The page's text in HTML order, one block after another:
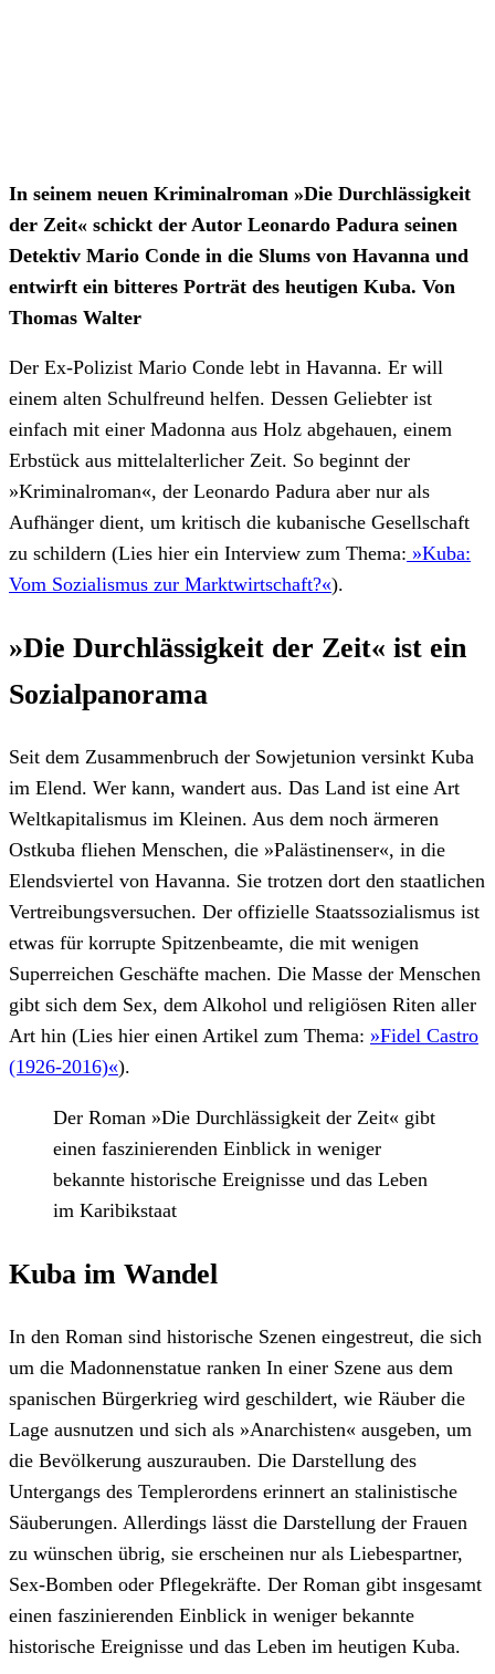
In seinem neuen Kriminalroman »Die Durchlässigkeit
der Zeit« schickt der Autor Leonardo Padura seinen
Detektiv Mario Conde in die Slums von Havanna und
entwirft ein bitteres Porträt des heutigen Kuba. Von
Thomas Walter
Der Ex-Polizist Mario Conde lebt in Havanna. Er will
einem alten Schulfreund helfen. Dessen Geliebter ist
einfach mit einer Madonna aus Holz abgehauen, einem
Erbstück aus mittelalterlicher Zeit. So beginnt der
»Kriminalroman«, der Leonardo Padura aber nur als
Aufhänger dient, um kritisch die kubanische Gesellschaft
zu schildern (Lies hier ein Interview zum Thema: »Kuba:
Vom Sozialismus zur Marktwirtschaft?«).
»Die Durchlässigkeit der Zeit« ist ein
Sozialpanorama
Seit dem Zusammenbruch der Sowjetunion versinkt Kuba
im Elend. Wer kann, wandert aus. Das Land ist eine Art
Weltkapitalismus im Kleinen. Aus dem noch ärmeren
Ostkuba fliehen Menschen, die »Palästinenser«, in die
Elendsviertel von Havanna. Sie trotzen dort den staatlichen
Vertreibungsversuchen. Der offizielle Staatssozialismus ist
etwas für korrupte Spitzenbeamte, die mit wenigen
Superreichen Geschäfte machen. Die Masse der Menschen
gibt sich dem Sex, dem Alkohol und religiösen Riten aller
Art hin (Lies hier einen Artikel zum Thema: »Fidel Castro
(1926-2016)«).
Der Roman »Die Durchlässigkeit der Zeit« gibt
einen faszinierenden Einblick in weniger
bekannte historische Ereignisse und das Leben
im Karibikstaat
Kuba im Wandel
In den Roman sind historische Szenen eingestreut, die sich
um die Madonnenstatue ranken In einer Szene aus dem
spanischen Bürgerkrieg wird geschildert, wie Räuber die
Lage ausnutzen und sich als »Anarchisten« ausgeben, um
die Bevölkerung auszurauben. Die Darstellung des
Untergangs des Templerordens erinnert an stalinistische
Säuberungen. Allerdings lässt die Darstellung der Frauen
zu wünschen übrig, sie erscheinen nur als Liebespartner,
Sex-Bomben oder Pflegekräfte. Der Roman gibt insgesamt
einen faszinierenden Einblick in weniger bekannte
historische Ereignisse und das Leben im heutigen Kuba.